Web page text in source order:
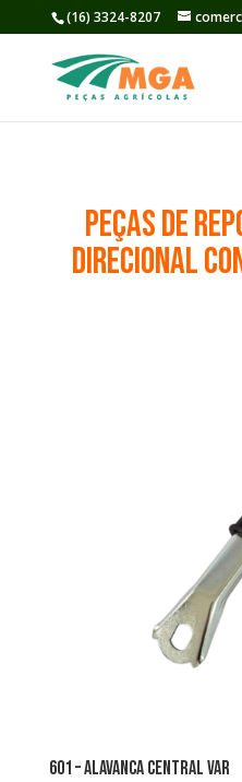
(16) 3324-8207
PEÇAS DE
DIRECIONAL
601 – ALAVANCA CENTRAL VAR